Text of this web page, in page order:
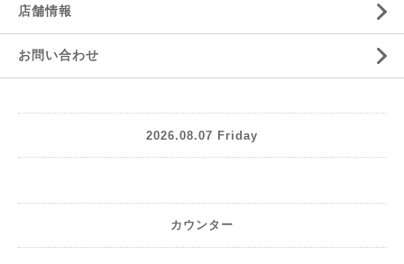
店舗情報
お問い合わせ
2026.08.07 Friday
カウンター